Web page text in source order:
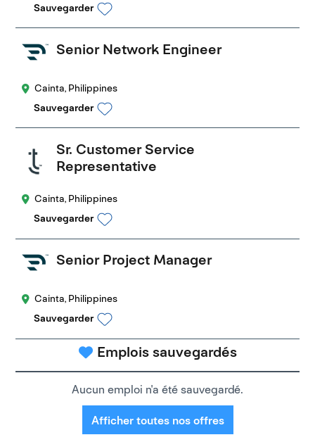
Sauvegarder
Senior Network Engineer
Cainta, Philippines
Sauvegarder
Sr. Customer Service
Representative
Cainta, Philippines
Sauvegarder
Senior Project Manager
Cainta, Philippines
Sauvegarder
Emplois sauvegardés
Aucun emploi n'a été sauvegardé.
Afficher toutes nos offres